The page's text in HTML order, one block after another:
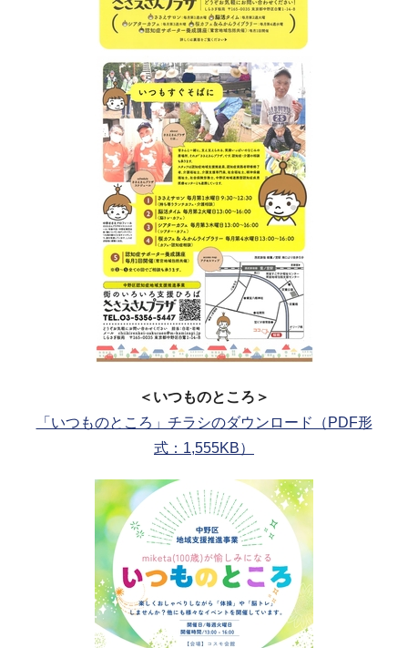
＜いつものところ＞
「いつものところ」チラシのダウンロード（PDF形
式：1,555KB）